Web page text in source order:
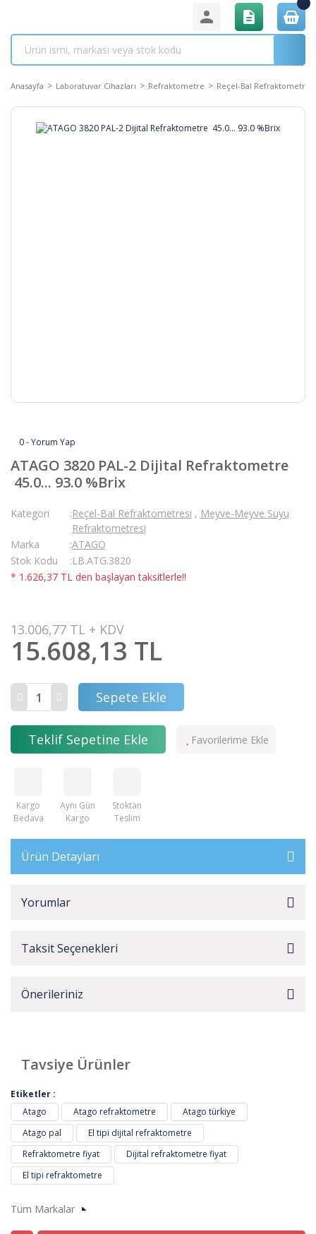
Anasayfa Laboratuvar Cihazları Refraktometre Reçel-Bal Refraktometresi
0 - Yorum Yap
ATAGO 3820 PAL-2 Dijital Refraktometre
45.0... 93.0 %Brix
Kategori Reçel-Bal Refraktometresi , Meyve-Meyve Suyu
Refraktometresi
Marka
ATAGO
Stok Kodu
LB.ATG.3820
* 1.626,37 TL den başlayan taksitlerle!!
13.006,77 TL + KDV
15.608,13 TL
Sepete Ekle
Teklif Sepetine Ekle
Kargo
Bedava
Aynı Gün
Kargo
Stoktan
Teslim
Ürün Detayları
Yorumlar
Taksit Seçenekleri
Önerileriniz
Tavsiye Ürünler
Etiketler :
Atago
Atago refraktometre
Atago türkiye
Atago pal
El tipi dijital refraktometre
Refraktometre fiyat
Dijital refraktometre fiyat
El tipi refraktometre
Tüm Markalar